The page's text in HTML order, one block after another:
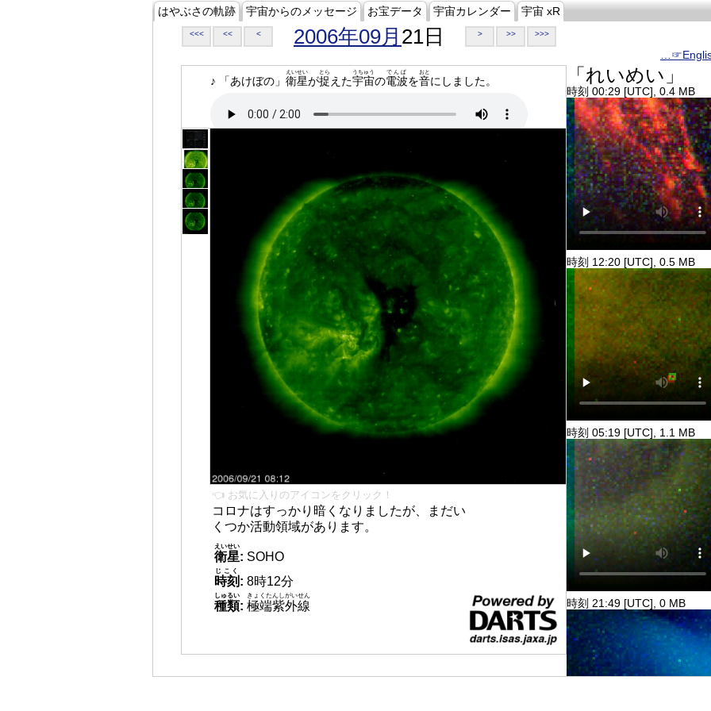
はやぶさの軌跡 宇宙からのメッセージ お宝データ 宇宙カレンダー 宇宙 xR
<<< << < 2006年09月 21日 > >> >>>
♪ 「あけぼの」 衛星
えいせい
が捉
とら
えた宇宙
うちゅう
の電波
でんぱ
を音
おと
にしました。
👈 お気に入りのアイコンをクリック！
コロナはすっかり暗くなりましたが、まだい
くつか活動領域があります。
衛星
えいせい
: SOHO
時刻
じこく
: 8時12分
種類
しゅるい
: 極端紫外線
きょくたんしがいせん
「れいめい」
時刻 00:29 [UTC], 0.4 MB
時刻 12:20 [UTC], 0.5 MB
時刻 05:19 [UTC], 1.1 MB
時刻 21:49 [UTC], 0 MB